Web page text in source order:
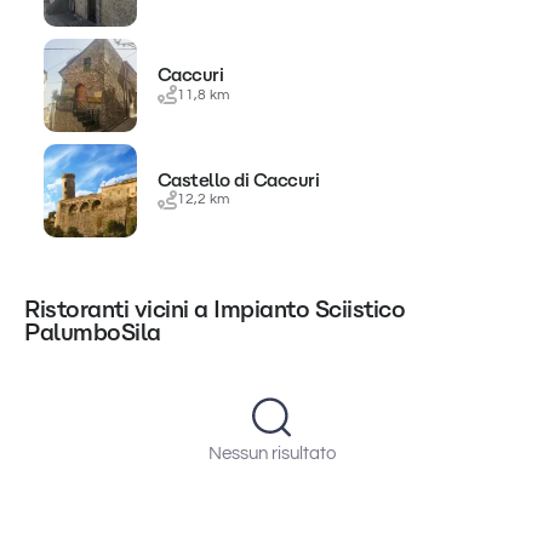
Caccuri
11,8 km
Castello di Caccuri
12,2 km
Ristoranti vicini a Impianto Sciistico
PalumboSila
Nessun risultato